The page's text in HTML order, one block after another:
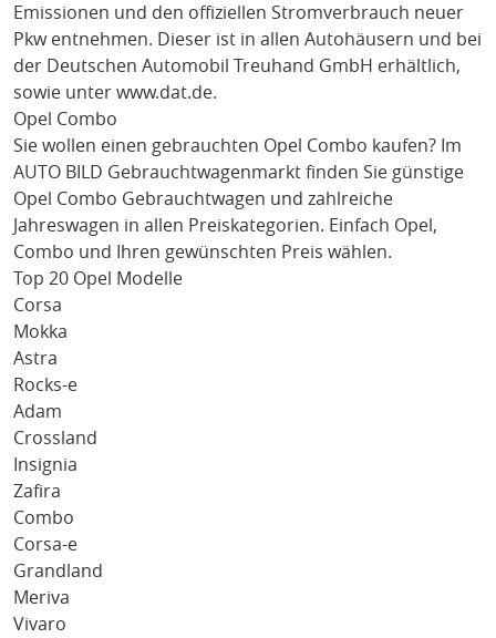
Emissionen und den offiziellen Stromverbrauch neuer
Pkw entnehmen. Dieser ist in allen Autohäusern und bei
der Deutschen Automobil Treuhand GmbH erhältlich,
sowie unter www.dat.de.
Opel Combo
Sie wollen einen gebrauchten Opel Combo kaufen? Im
AUTO BILD Gebrauchtwagenmarkt finden Sie günstige
Opel Combo Gebrauchtwagen und zahlreiche
Jahreswagen in allen Preiskategorien. Einfach Opel,
Combo und Ihren gewünschten Preis wählen.
Top 20 Opel Modelle
Corsa
Mokka
Astra
Rocks-e
Adam
Crossland
Insignia
Zafira
Combo
Corsa-e
Grandland
Meriva
Vivaro